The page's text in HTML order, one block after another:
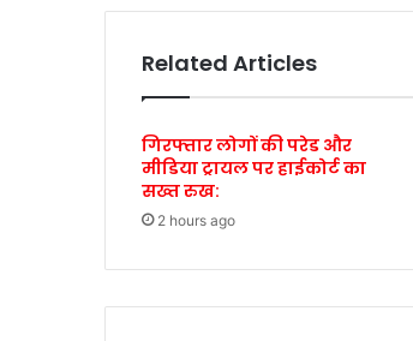
Related Articles
गिरफ्तार लोगों की परेड और
मीडिया ट्रायल पर हाईकोर्ट का
सख्त रुख:
2 hours ago